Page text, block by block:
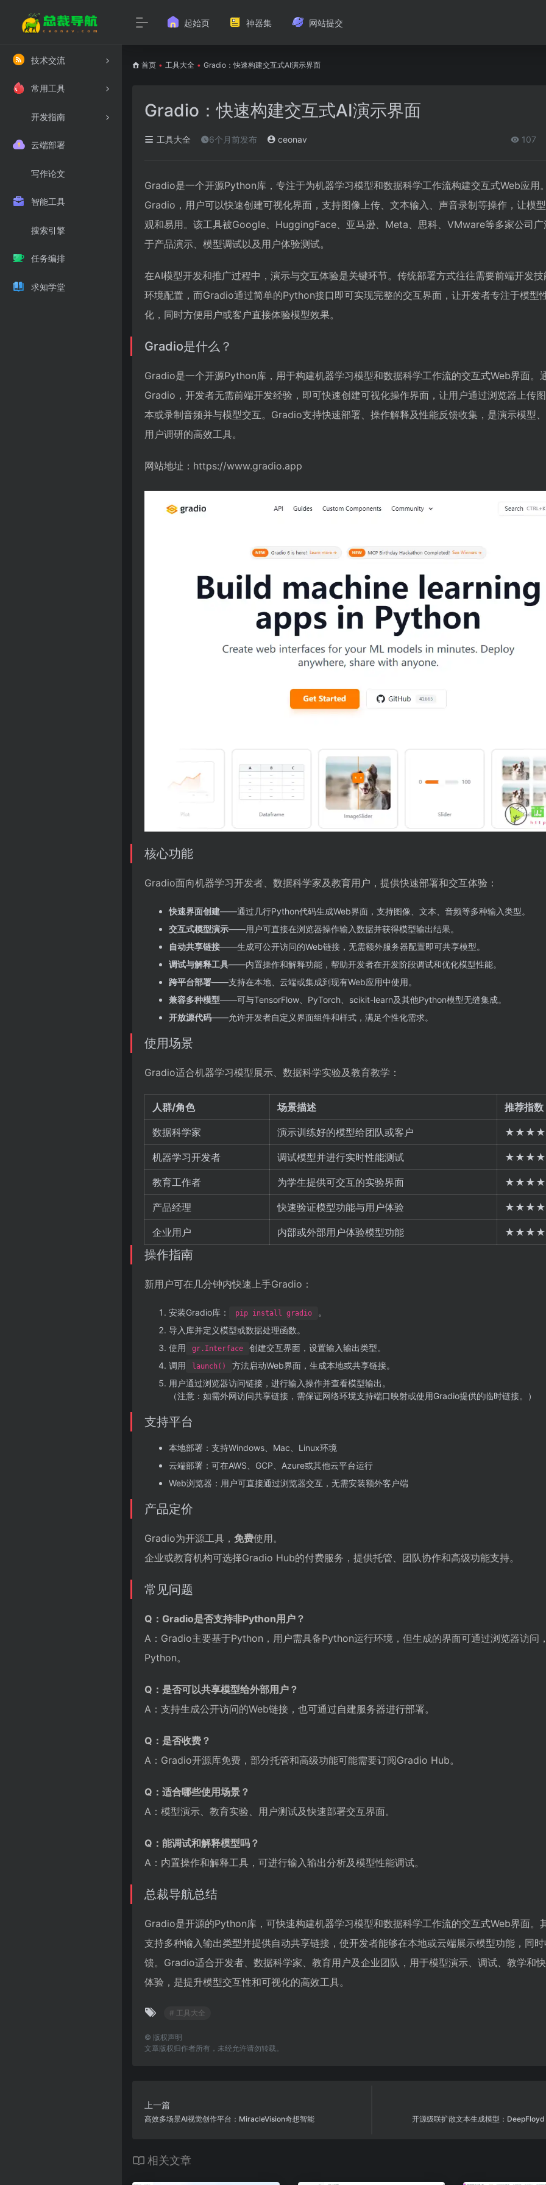
技术交流
常用工具
开发指南
云端部署
写作论文
智能工具
搜索引擎
任务编排
求知学堂
起始页 神器集 网站提交
首页 • 工具大全 • Gradio：快速构建交互式AI演示界面
Gradio：快速构建交互式AI演示界面
工具大全 6个月前发布 ceonav 107
Gradio是一个开源Python库，专注于为机器学习模型和数据科学工作流构建交互式Web应用
Gradio，用户可以快速创建可视化界面，支持图像上传、文本输入、声音录制等操作，让模
观和易用。该工具被Google、HuggingFace、亚马逊、Meta、思科、VMware等多家公司广
于产品演示、模型调试以及用户体验测试。
在AI模型开发和推广过程中，演示与交互体验是关键环节。传统部署方式往往需要前端开发
环境配置，而Gradio通过简单的Python接口即可实现完整的交互界面，让开发者专注于模型
化，同时方便用户或客户直接体验模型效果。
Gradio是什么？
Gradio是一个开源Python库，用于构建机器学习模型和数据科学工作流的交互式Web界面。
Gradio，开发者无需前端开发经验，即可快速创建可视化操作界面，让用户通过浏览器上传
本或录制音频并与模型交互。Gradio支持快速部署、操作解释及性能反馈收集，是演示模型
用户调研的高效工具。
网站地址：https://www.gradio.app
核心功能
Gradio面向机器学习开发者、数据科学家及教育用户，提供快速部署和交互体验：
快速界面创建——通过几行Python代码生成Web界面，支持图像、文本、音频等多种输入类型。
交互式模型演示——用户可直接在浏览器操作输入数据并获得模型输出结果。
自动共享链接——生成可公开访问的Web链接，无需额外服务器配置即可共享模型。
调试与解释工具——内置操作和解释功能，帮助开发者在开发阶段调试和优化模型性能。
跨平台部署——支持在本地、云端或集成到现有Web应用中使用。
兼容多种模型——可与TensorFlow、PyTorch、scikit-learn及其他Python模型无缝集成。
开放源代码——允许开发者自定义界面组件和样式，满足个性化需求。
使用场景
Gradio适合机器学习模型展示、数据科学实验及教育教学：
人群/角色 场景描述 推荐指数
数据科学家 演示训练好的模型给团队或客户
机器学习开发者 调试模型并进行实时性能测试
教育工作者 为学生提供可交互的实验界面
产品经理 快速验证模型功能与用户体验
企业用户 内部或外部用户体验模型功能
操作指南
新用户可在几分钟内快速上手Gradio：
安装Gradio库： pip install gradio
。
导入库并定义模型或数据处理函数。
使用
gr.Interface
创建交互界面，设置输入输出类型。
调用
launch()
方法启动Web界面，生成本地或共享链接。
用户通过浏览器访问链接，进行输入操作并查看模型输出。
（注意：如需外网访问共享链接，需保证网络环境支持端口映射或使用Gradio提供的临时链接。）
支持平台
本地部署：支持Windows、Mac、Linux环境
云端部署：可在AWS、GCP、Azure或其他云平台运行
Web浏览器：用户可直接通过浏览器交互，无需安装额外客户端
产品定价
Gradio为开源工具， 免费使用。
企业或教育机构可选择Gradio Hub的付费服务，提供托管、团队协作和高级功能支持。
常见问题
Q：Gradio是否支持非Python用户？
A：Gradio主要基于Python，用户需具备Python运行环境，但生成的界面可通过浏览器访问
Python。
Q：是否可以共享模型给外部用户？
A：支持生成公开访问的Web链接，也可通过自建服务器进行部署。
Q：是否收费？
A：Gradio开源库免费，部分托管和高级功能可能需要订阅Gradio Hub。
Q：适合哪些使用场景？
A：模型演示、教育实验、用户测试及快速部署交互界面。
Q：能调试和解释模型吗？
A：内置操作和解释工具，可进行输入输出分析及模型性能调试。
总裁导航总结
Gradio是开源的Python库，可快速构建机器学习模型和数据科学工作流的交互式Web界面。
支持多种输入输出类型并提供自动共享链接，使开发者能够在本地或云端展示模型功能，同
馈。Gradio适合开发者、数据科学家、教育用户及企业团队，用于模型演示、调试、教学和
体验，是提升模型交互性和可视化的高效工具。
# 工具大全
© 版权声明
文章版权归作者所有，未经允许请勿转载。
上一篇
高效多场景AI视觉创作平台：MiracleVision奇想智能 开源级联扩散文本生成模型：
相关文章